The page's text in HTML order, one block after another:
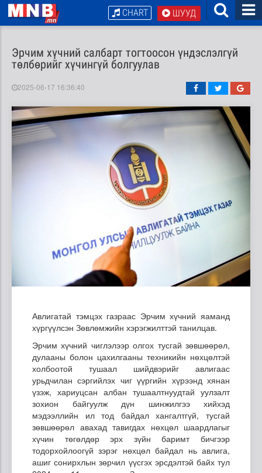
ШУУД
CHART
Эрчим хүчний салбарт тогтоосон үндэслэлгүй
төлбөрийг хүчингүй болгуулав
2025-06-17 16:36:40
Авлигатай тэмцэх газраас Эрчим хүчний яаманд
хүргүүлсэн Зөвлөмжийн хэрэгжилттэй танилцав.
Эрчим хүчний чиглэлээр олгох тусгай зөвшөөрөл,
дулааны болон цахилгааны техникийн нөхцөлтэй
холбоотой тушаал шийдвэрийг авлигаас
урьдчилан сэргийлэх чиг үүргийн хүрээнд хянан
үзэж, хариуцсан албан тушаалтнуудтай уулзалт
зохион байгуулж дүн шинжилгээ хийхэд
мэдээллийн ил тод байдал хангалтгүй, тусгай
зөвшөөрөл авахад тавигдах нөхцөл шаардлагыг
хүчин төгөлдөр эрх зүйн баримт бичгээр
тодорхойлоогүй зэрэг нөхцөл байдал нь авлига,
ашиг сонирхлын зөрчил үүсгэх эрсдэлтэй байх тул